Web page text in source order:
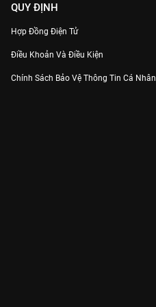
QUY ĐỊNH
Hợp Đồng Điện Tử
Điều Khoản Và Điều Kiện
Chính Sách Bảo Vệ Thông Tin Cá Nhân